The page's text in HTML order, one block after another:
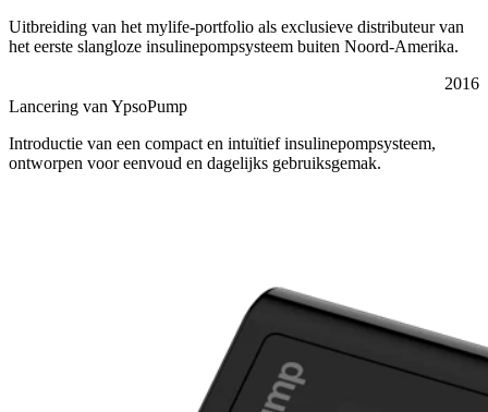
Uitbreiding van het mylife-portfolio als exclusieve distributeur van
het eerste slangloze insulinepompsysteem buiten Noord-Amerika.
2016
Lancering van YpsoPump
Introductie van een compact en intuïtief insulinepompsysteem,
ontworpen voor eenvoud en dagelijks gebruiksgemak.